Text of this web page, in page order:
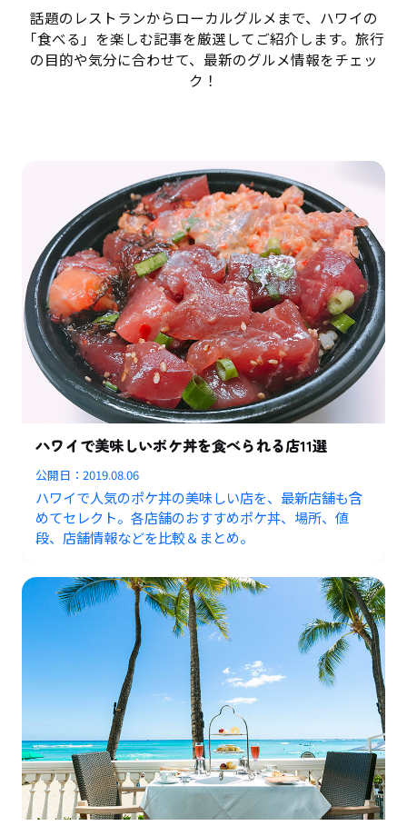
話題のレストランからローカルグルメまで、ハワイの
「食べる」を楽しむ記事を厳選してご紹介します。旅行
の目的や気分に合わせて、最新のグルメ情報をチェッ
ク！
ハワイで美味しいポケ丼を食べられる店11選
公開日：2019.08.06
ハワイで人気のポケ丼の美味しい店を、最新店舗も含
めてセレクト。各店舗のおすすめポケ丼、場所、値
段、店舗情報などを比較＆まとめ。